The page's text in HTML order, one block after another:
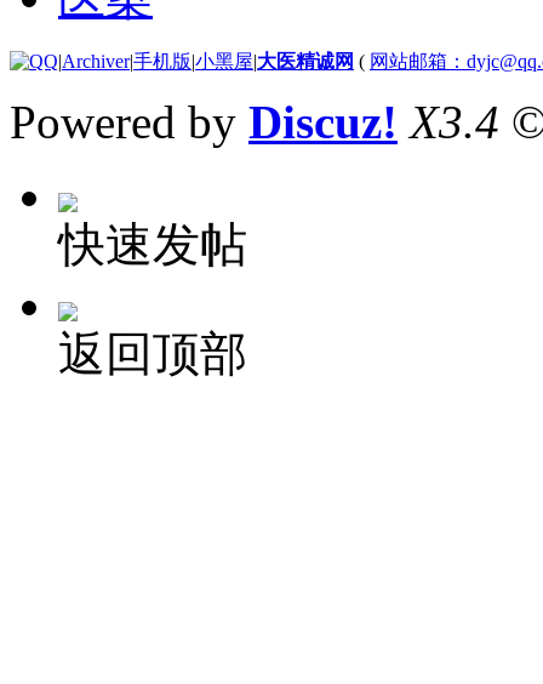
|Archiver|手机版|小黑屋|大医精诚网 ( 网站邮箱：
Powered by Discuz! X3.4
快速发帖
返回顶部